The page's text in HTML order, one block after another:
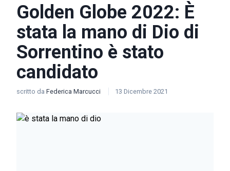
Golden Globe 2022: È
stata la mano di Dio di
Sorrentino è stato
candidato
scritto da Federica Marcucci 13 Dicembre 2021